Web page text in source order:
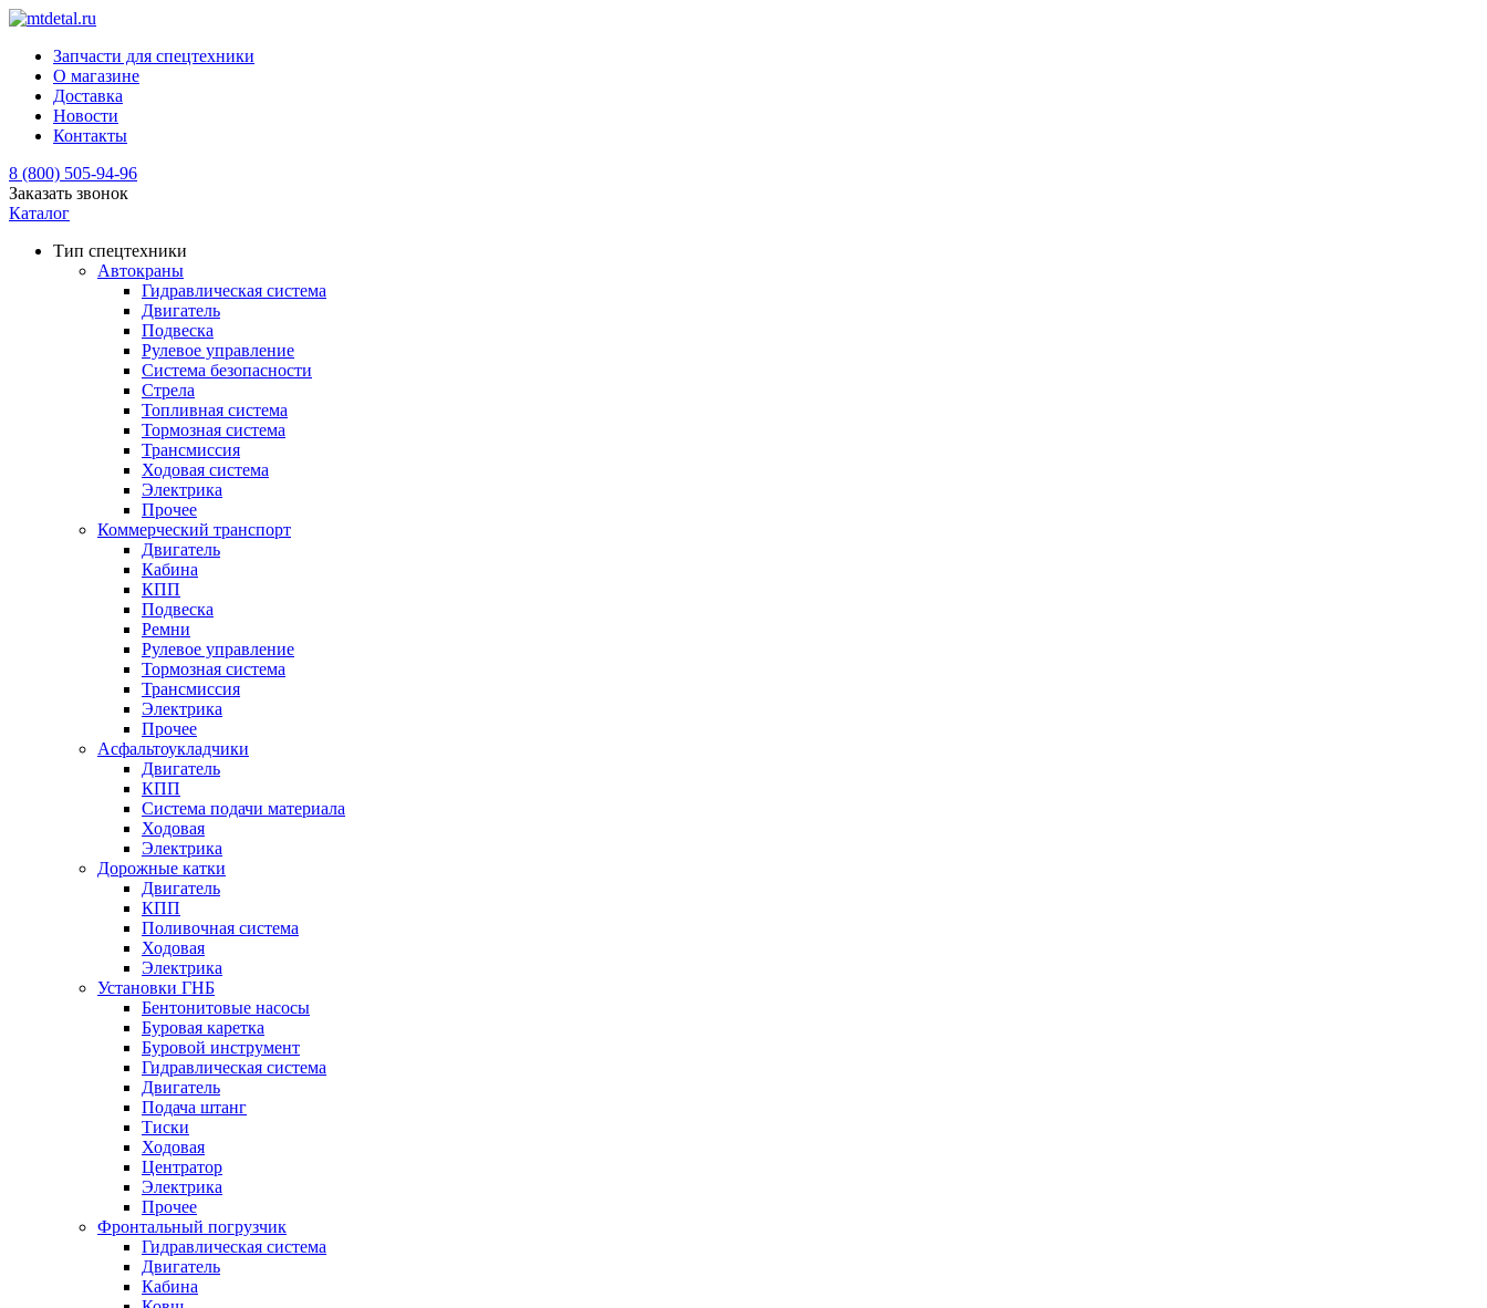
Запчасти для спецтехники
О магазине
Доставка
Новости
Контакты
8 (800) 505-94-96
Заказать звонок
Каталог
Тип спецтехники
Автокраны
Гидравлическая система
Двигатель
Подвеска
Рулевое управление
Система безопасности
Стрела
Топливная система
Тормозная система
Трансмиссия
Ходовая система
Электрика
Прочее
Коммерческий транспорт
Двигатель
Кабина
КПП
Подвеска
Ремни
Рулевое управление
Тормозная система
Трансмиссия
Электрика
Прочее
Асфальтоукладчики
Двигатель
КПП
Система подачи материала
Ходовая
Электрика
Дорожные катки
Двигатель
КПП
Поливочная система
Ходовая
Электрика
Установки ГНБ
Бентонитовые насосы
Буровая каретка
Буровой инструмент
Гидравлическая система
Двигатель
Подача штанг
Тиски
Ходовая
Центратор
Электрика
Прочее
Фронтальный погрузчик
Гидравлическая система
Двигатель
Кабина